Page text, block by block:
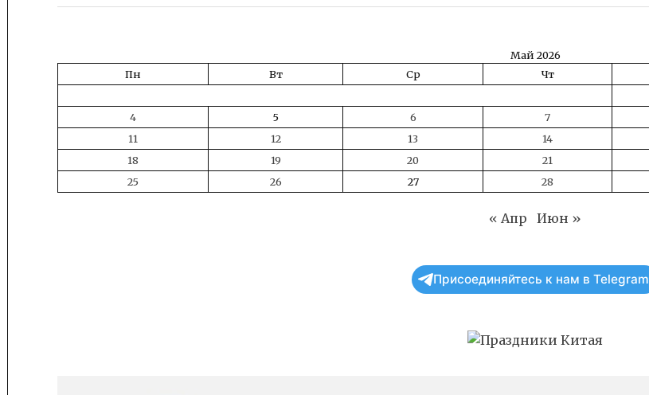
Май 2026
Пн
Вт Ср Чт
4
5 6 7
11
12 13 14
18
19 20 21
25
26 27 28
« Апр Июн »
Присоединяйтесь к нам в Telegram